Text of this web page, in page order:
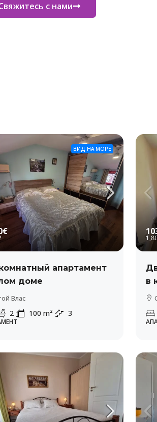
с нами
ВИД НА МОРЕ
апартамент
доме
Влас
2 100 m² 3
в